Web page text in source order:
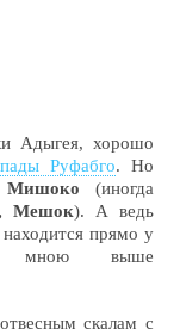
Адыгея, хорошо
Руфабго. Но
Мишоко (иногда
Мешок). А ведь
прямо у
мною выше
скалам с